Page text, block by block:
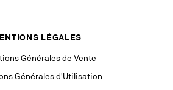
LÉGALES
Générales de Vente
Générales d'Utilisation